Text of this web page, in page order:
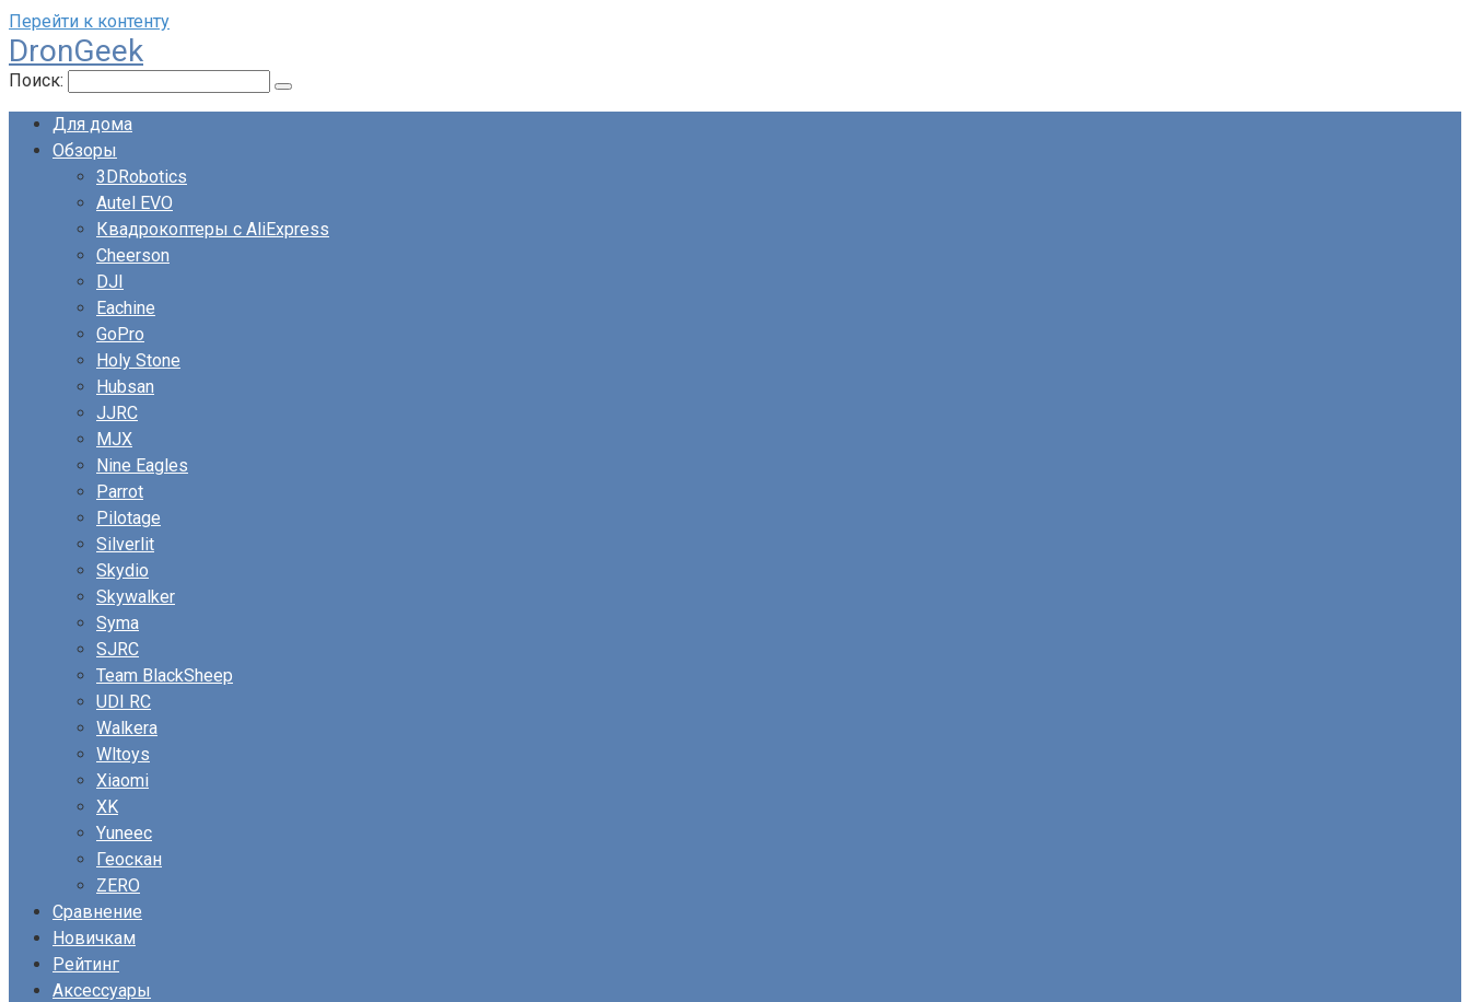
Перейти к контенту
DronGeek
Поиск:
Для дома
Обзоры
3DRobotics
Autel EVO
Квадрокоптеры с AliExpress
Cheerson
DJI
Eachine
GoPro
Holy Stone
Hubsan
JJRC
MJX
Nine Eagles
Parrot
Pilotage
Silverlit
Skydio
Skywalker
Syma
SJRC
Team BlackSheep
UDI RC
Walkera
Wltoys
Xiaomi
XK
Yuneec
Геоскан
ZERO
Сравнение
Новичкам
Рейтинг
Аксессуары